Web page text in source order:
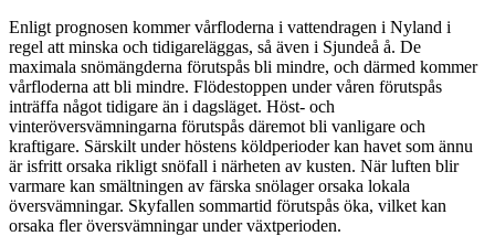
Enligt prognosen kommer vårfloderna i vattendragen i Nyland i
regel att minska och tidigareläggas, så även i Sjundeå å. De
maximala snömängderna förutspås bli mindre, och därmed kommer
vårfloderna att bli mindre. Flödestoppen under våren förutspås
inträffa något tidigare än i dagsläget. Höst- och
vinteröversvämningarna förutspås däremot bli vanligare och
kraftigare. Särskilt under höstens köldperioder kan havet som ännu
är isfritt orsaka rikligt snöfall i närheten av kusten. När luften blir
varmare kan smältningen av färska snölager orsaka lokala
översvämningar. Skyfallen sommartid förutspås öka, vilket kan
orsaka fler översvämningar under växtperioden.